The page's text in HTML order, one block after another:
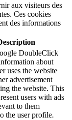
aux visiteurs des
Ces cookies
des informations
DoubleClick
about
uses the website
advertisement
the website. This
users with ads
to them
the user profile.